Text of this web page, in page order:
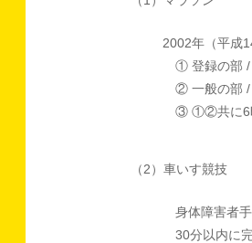
2002年（平成
① 登録の部 /
② 一般の部 /
③ ①②共に6
（2）車いす競技
身体障害者
30分以内に